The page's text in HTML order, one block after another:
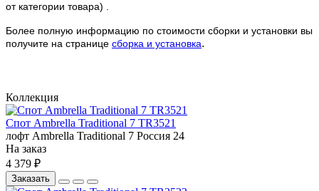
от категории товара) .
Более полную информацию по стоимости сборки и установки вы
получите на странице сборка и установка.
Коллекция
Спот Ambrella Traditional 7 TR3521
лофт Ambrella Traditional 7 Россия 24
На заказ
4 379 ₽
Заказать